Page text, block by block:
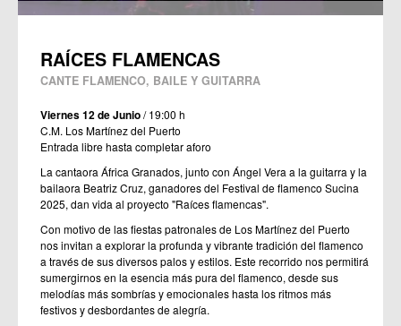
RAÍCES FLAMENCAS
CANTE FLAMENCO, BAILE Y GUITARRA
Viernes 12 de Junio/ 19:00 h
C.M. Los Martínez del Puerto
Entrada libre hasta completar aforo
La cantaora África Granados, junto con Ángel Vera a la guitarra y la
bailaora Beatriz Cruz, ganadores del Festival de flamenco Sucina
2025, dan vida al proyecto "Raíces flamencas".
Con motivo de las fiestas patronales de Los Martínez del Puerto
nos invitan a explorar la profunda y vibrante tradición del flamenco
a través de sus diversos palos y estilos. Este recorrido nos permitirá
sumergirnos en la esencia más pura del flamenco, desde sus
melodías más sombrías y emocionales hasta los ritmos más
festivos y desbordantes de alegría.